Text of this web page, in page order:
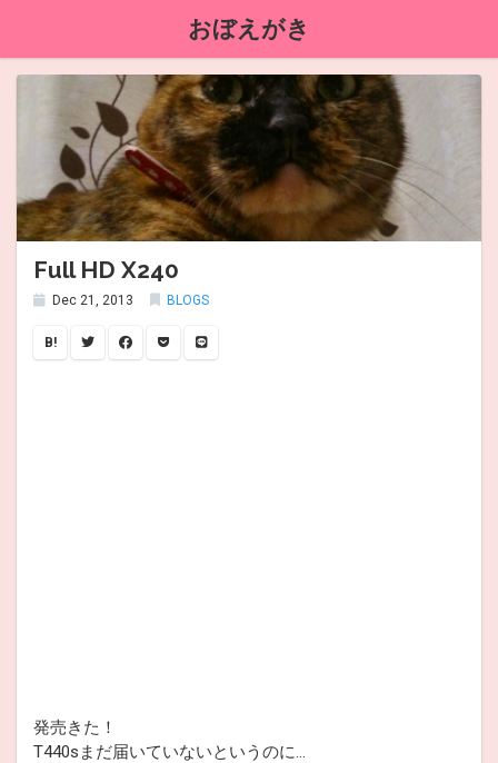
おぼえがき
Full HD X240
Dec 21, 2013 BLOGS
B!
発売きた！
T440sまだ届いていないというのに…